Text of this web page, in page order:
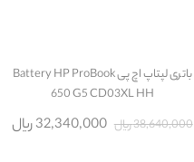
باتری لپتاپ اچ پی Battery HP ProBook
650 G5 CD03XL HH
38,640,000 ریال
32,340,000 ریال